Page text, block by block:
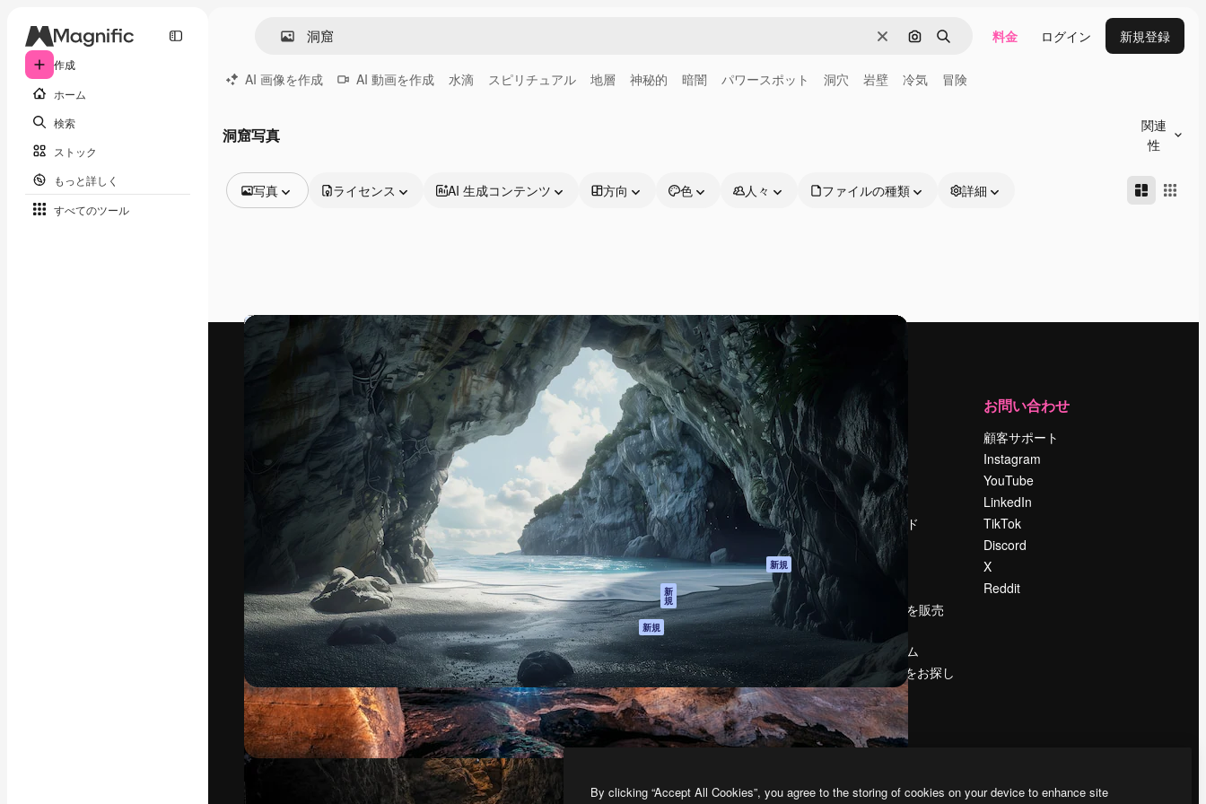
作成
ホーム
検索
ストック
もっと詳しく
すべてのツール
消去 画像で検索
検索 料金 ログイン 新規登録
AI 画像を作成 AI 動画を作成 水滴 スピリチュアル 地層 神秘的 暗闇 パワースポット 洞穴 岩壁 冷気 冒険
洞窟写真
関連
性
写真
動画
映像素材
モーショングラフィックス
動画テンプレート
ライセンス AI 生成コンテンツ 方向 色 人々 ファイルの種類 詳細
最高のクリエイティブ制作を導くためのプラ
ットフォーム。クリエイター、企業、代理
店、スタジオを含む100万人以上が利用して
います。
日本語
製品
Spaces
AI アシスタント
AI 画像生成ツール
AI 動画生成ツール
AI 音声合成ツール
ストックコンテン
ツ
Claude/ChatGPT
向けMCP
新
規
エージェント 新規
API
モバイルアプリ
すべてのMagnificツ
ール
はじめに
Academy
ドキュメント
サポート
利用規約
プライバシーポリ
シー
オリジナル 新規
クッキーポリシー
トラストセンター
アフィリエイト
法人向け
運営
料金
会社概要
Reviews
採用情報
検索トレンド
ブログ
イベント
コンテンツを販売
する
プレスルーム
magnific.aiをお探し
ですか？
お問い合わせ
顧客サポート
Instagram
YouTube
LinkedIn
TikTok
Discord
X
Reddit
Copyright © 2010-2026Freepik Company S.L.U.
By clicking “Accept All Cookies”, you agree to the storing of cookies on your device to enhance site